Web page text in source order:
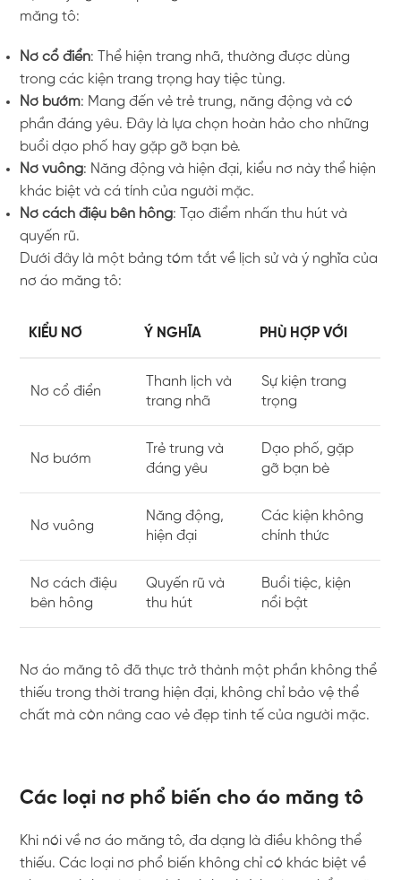
măng tô:
Nơ cổ điển: Thể hiện trang nhã, thường được dùng
trong các kiện trang trọng hay tiệc tùng.
Nơ bướm: Mang đến vẻ trẻ trung, năng động và có
phần đáng yêu. Đây là lựa chọn hoàn hảo cho những
buổi dạo phố hay gặp gỡ bạn bè.
Nơ vuông: Năng động và hiện đại, kiểu nơ này thể hiện
khác biệt và cá tính của người mặc.
Nơ cách điệu bên hông: Tạo điểm nhấn thu hút và
quyến rũ.
Dưới đây là một bảng tóm tắt về lịch sử và ý nghĩa của
nơ áo măng tô:
KIỂU NƠ Ý NGHĨA PHÙ HỢP VỚI
Nơ cổ điển
Thanh lịch và
trang nhã
Sự kiện trang
trọng
Nơ bướm
Trẻ trung và
đáng yêu
Dạo phố, gặp
gỡ bạn bè
Nơ vuông
Năng động,
hiện đại
Các kiện không
chính thức
Nơ cách điệu
bên hông
Quyến rũ và
thu hút
Buổi tiệc, kiện
nổi bật
Nơ áo măng tô đã thực trở thành một phần không thể
thiếu trong thời trang hiện đại, không chỉ bảo vệ thể
chất mà còn nâng cao vẻ đẹp tinh tế của người mặc.
Các loại nơ phổ biến cho áo măng tô
Khi nói về nơ áo măng tô, đa dạng là điều không thể
thiếu. Các loại nơ phổ biến không chỉ có khác biệt về